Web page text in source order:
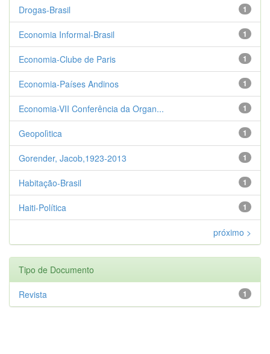
1
Drogas-Brasil
1
Economia Informal-Brasil
1
Economia-Clube de Paris
1
Economia-Países Andinos
1
Economia-VII Conferência da Organ...
1
Geopolìtica
1
Gorender, Jacob,1923-2013
1
Habitação-Brasil
1
Haiti-Política
próximo >
Tipo de Documento
1
Revista